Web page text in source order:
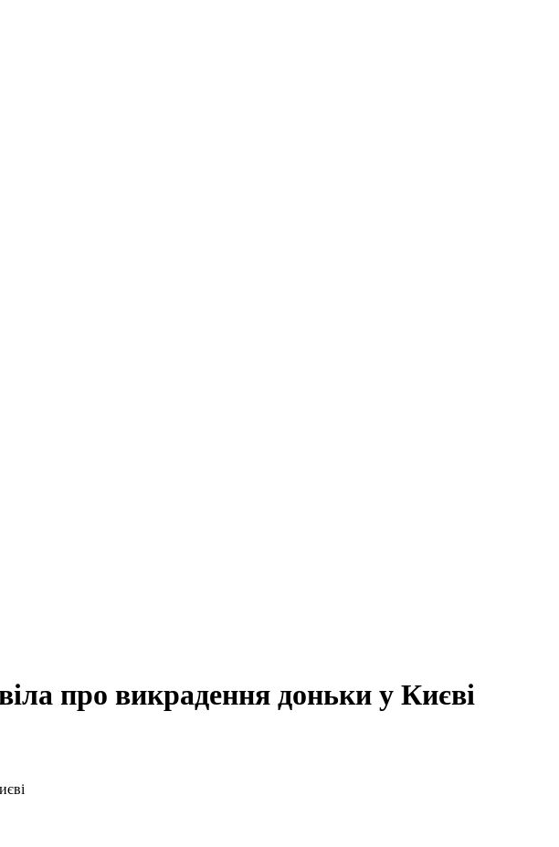
про викрадення доньки у Києві